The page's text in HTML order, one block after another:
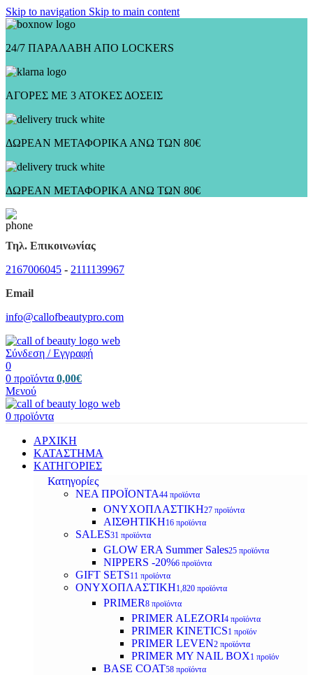
Skip to navigation Skip to main content
24/7 ΠΑΡΑΛΑΒΗ ΑΠΟ LOCKERS
ΑΓΟΡΕΣ ΜΕ 3 ΑΤΟΚΕΣ ΔΟΣΕΙΣ
ΔΩΡΕΑΝ ΜΕΤΑΦΟΡΙΚΑ ΑΝΩ ΤΩΝ 80€
ΔΩΡΕΑΝ ΜΕΤΑΦΟΡΙΚΑ ΑΝΩ ΤΩΝ 80€
Τηλ. Επικοινωνίας
2167006045 - 2111139967
Email
info@callofbeautypro.com
Σύνδεση / Εγγραφή
0
0 προϊόντα 0,00€
Μενού
0 προϊόντα
ΑΡΧΙΚΗ
ΚΑΤΑΣΤΗΜΑ
ΚΑΤΗΓΟΡΙΕΣ
Κατηγορίες
ΝΕΑ ΠΡΟΪΟΝΤΑ44 προϊόντα
ΟΝΥΧΟΠΛΑΣΤΙΚΗ27 προϊόντα
ΑΙΣΘΗΤΙΚΗ16 προϊόντα
SALES31 προϊόντα
GLOW ERA Summer Sales25 προϊόντα
NIPPERS -20%6 προϊόντα
GIFT SETS11 προϊόντα
ΟΝΥΧΟΠΛΑΣΤΙΚΗ1,820 προϊόντα
PRIMER8 προϊόντα
PRIMER ALEZORI4 προϊόντα
PRIMER KINETICS1 προϊόν
PRIMER LEVEN2 προϊόντα
PRIMER MY NAIL BOX1 προϊόν
BASE COAT58 προϊόντα